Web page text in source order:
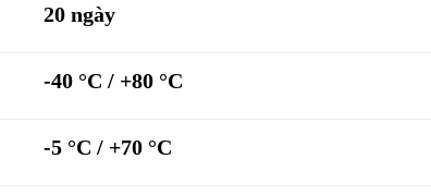
20 ngày
-40 °C / +80 °C
-5 °C / +70 °C